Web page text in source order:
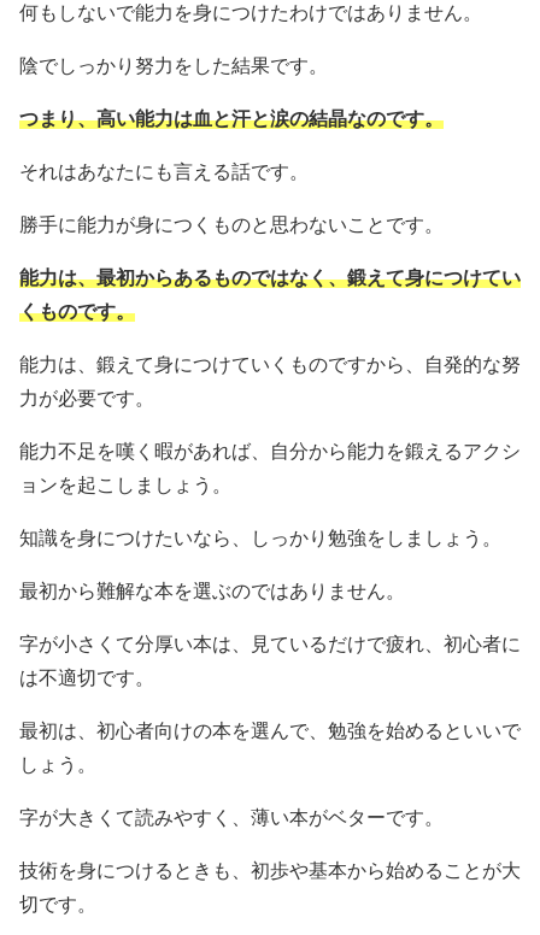
何もしないで能力を身につけたわけではありません。
陰でしっかり努力をした結果です。
つまり、高い能力は血と汗と涙の結晶なのです。
それはあなたにも言える話です。
勝手に能力が身につくものと思わないことです。
能力は、最初からあるものではなく、鍛えて身につけてい
くものです。
能力は、鍛えて身につけていくものですから、自発的な努
力が必要です。
能力不足を嘆く暇があれば、自分から能力を鍛えるアクシ
ョンを起こしましょう。
知識を身につけたいなら、しっかり勉強をしましょう。
最初から難解な本を選ぶのではありません。
字が小さくて分厚い本は、見ているだけで疲れ、初心者に
は不適切です。
最初は、初心者向けの本を選んで、勉強を始めるといいで
しょう。
字が大きくて読みやすく、薄い本がベターです。
技術を身につけるときも、初歩や基本から始めることが大
切です。